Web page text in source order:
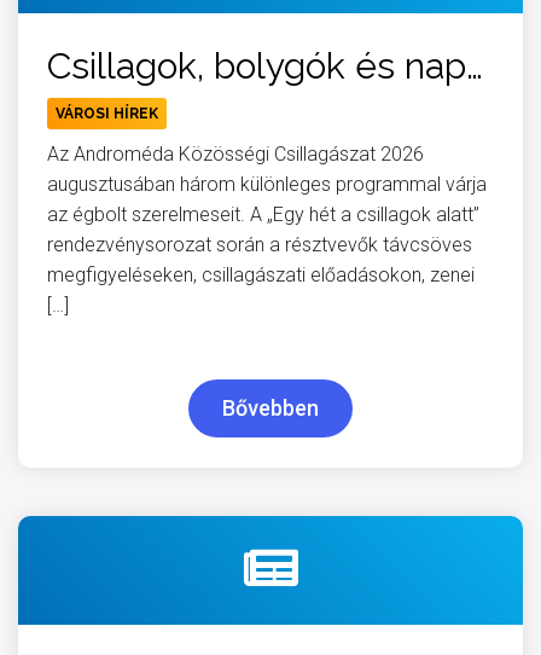
Csillagok, bolygók és napfogyatkozás – különleges csillagászati hét vár Győrben és Nyúlon
VÁROSI HÍREK
Az Androméda Közösségi Csillagászat 2026
augusztusában három különleges programmal várja
az égbolt szerelmeseit. A „Egy hét a csillagok alatt”
rendezvénysorozat során a résztvevők távcsöves
megfigyeléseken, csillagászati előadásokon, zenei
[…]
Bővebben